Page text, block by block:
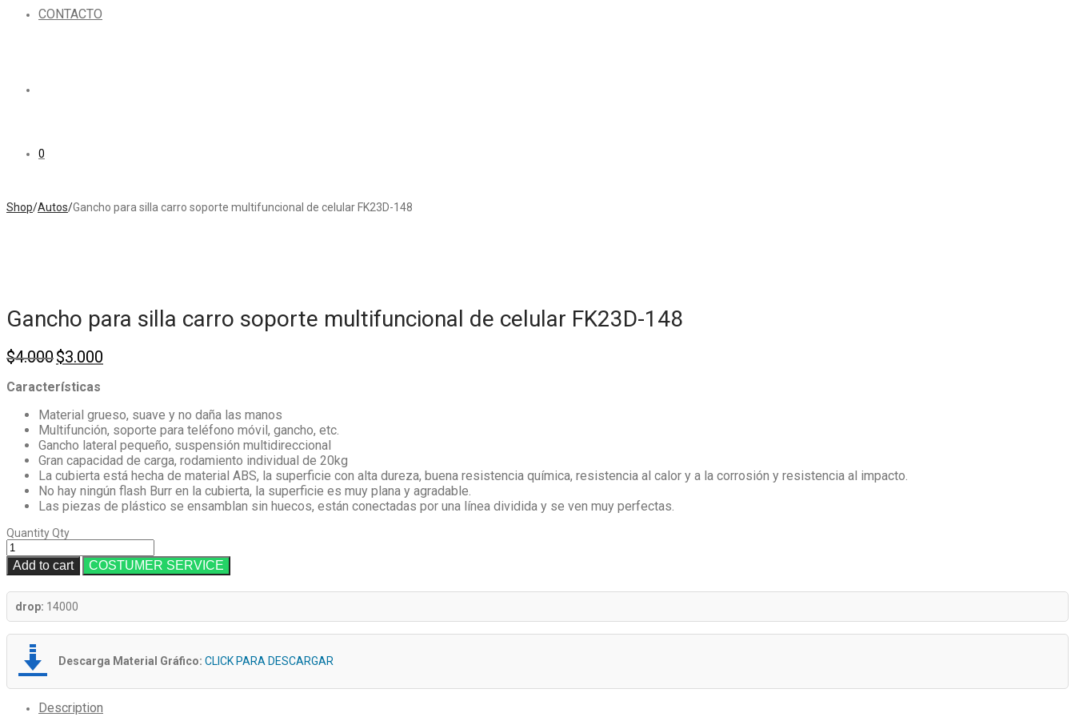
CONTACTO
0
Shop/Autos/Gancho para silla carro soporte multifuncional de celular FK23D-148
Gancho para silla carro soporte multifuncional de celular FK23D-148
$4.000Original
was:
$4.000.
$3.000
$3.000.
Características
Material grueso, suave y no daña las manos
Multifunción, soporte para teléfono móvil, gancho, etc.
Gancho lateral pequeño, suspensión multidireccional
Gran capacidad de carga, rodamiento individual de 20kg
La cubierta está hecha de material ABS, la superficie con alta dureza, buena resistencia química, resistencia al calor y a la corrosión y resistencia al impacto.
No hay ningún flash Burr en la cubierta, la superficie es muy plana y agradable.
Las piezas de plástico se ensamblan sin huecos, están conectadas por una línea dividida y se ven muy perfectas.
QuantityQty
Add to cart COSTUMER SERVICE
drop: 14000
Descarga Material Gráfico: CLICK PARA DESCARGAR
Description